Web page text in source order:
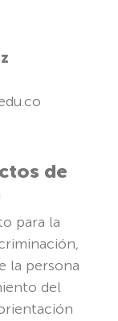
de
para la
la persona
del